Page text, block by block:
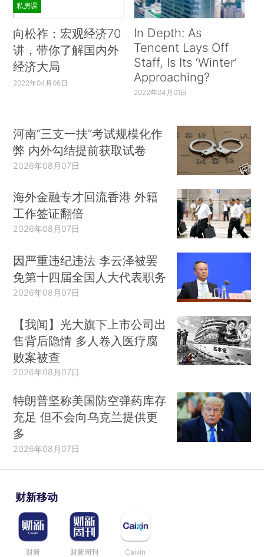
私房课
向松祚：宏观经济70
讲，带你了解国内外
经济大局
2022年04月06日
In Depth: As
Tencent Lays Off
Staff, Is Its ‘Winter’
Approaching?
2022年04月01日
河南“三支一扶”考试规模化作
弊 内外勾结提前获取试卷
2026年08月07日
海外金融专才回流香港 外籍
工作签证翻倍
2026年08月07日
因严重违纪违法 李云泽被罢
免第十四届全国人大代表职务
2026年08月07日
【我闻】光大旗下上市公司出
售背后隐情 多人卷入医疗腐
败案被查
2026年08月07日
特朗普坚称美国防空弹药库存
充足 但不会向乌克兰提供更
多
2026年08月07日
财新移动
财新 财新周刊 Caixin